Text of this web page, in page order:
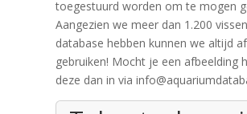
toegestuurd worden om te mogen
Aangezien we meer dan 1.200
database hebben kunnen we altijd
gebruiken! Mocht je een afbeelding
deze dan in via